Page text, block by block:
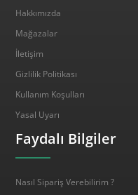
Hakkımızda
Mağazalar
İletişim
Gizlilik Politikası
Kullanım Koşulları
Yasal Uyarı
Faydalı Bilgiler
Nasıl Sipariş Verebilirim ?